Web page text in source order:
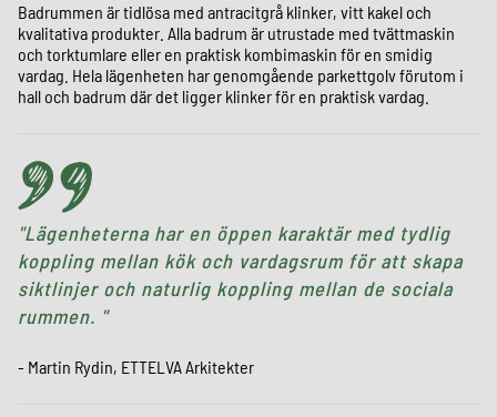
Badrummen är tidlösa med antracitgrå klinker, vitt kakel och
kvalitativa produkter. Alla badrum är utrustade med tvättmaskin
och torktumlare eller en praktisk kombimaskin för en smidig
vardag. Hela lägenheten har genomgående parkettgolv förutom i
hall och badrum där det ligger klinker för en praktisk vardag.
Lägenheterna har en öppen karaktär med tydlig
koppling mellan kök och vardagsrum för att skapa
siktlinjer och naturlig koppling mellan de sociala
rummen.
- Martin Rydin, ETTELVA Arkitekter